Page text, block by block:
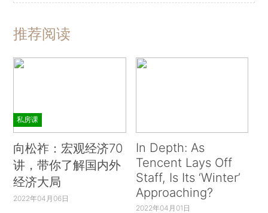
推荐阅读
私房课
向松祚：宏观经济70
讲，带你了解国内外
经济大局
2022年04月06日
In Depth: As
Tencent Lays Off
Staff, Is Its ‘Winter’
Approaching?
2022年04月01日